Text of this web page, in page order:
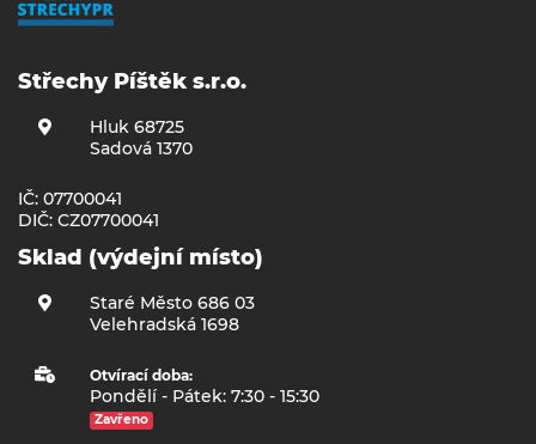
Střechy Píštěk s.r.o.
Hluk 68725
Sadová 1370
IČ: 07700041
DIČ: CZ07700041
Sklad (výdejní místo)
Staré Město 686 03
Velehradská 1698
Otvírací doba:
Pondělí - Pátek: 7:30 - 15:30
Zavřeno